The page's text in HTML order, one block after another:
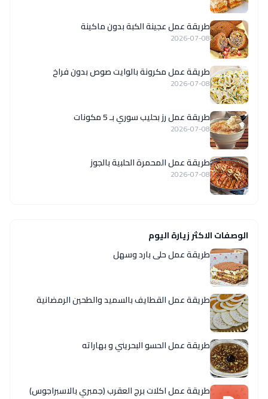
طريقة عمل عجينة الكبة بدون ماكينة
2026-07-08
طريقة عمل مكرونة بالوايت صوص بدون فراخ
2026-07-08
طريقة عمل رز بحليب سوري بـ 5 مكونات
2026-07-08
طريقة عمل المحمرة الحلبية بالجوز
2026-07-08
الوصفات الاكثر زيارة اليوم
طريقة عمل حلى بارد وسهل
طريقة عمل القطايف بالسميد والطحين الرمضانية
طريقة عمل الحسو البحريني و بهاراته
طريقة عمل اكلات برج العقرب (جمبري بالاسبراجوس)